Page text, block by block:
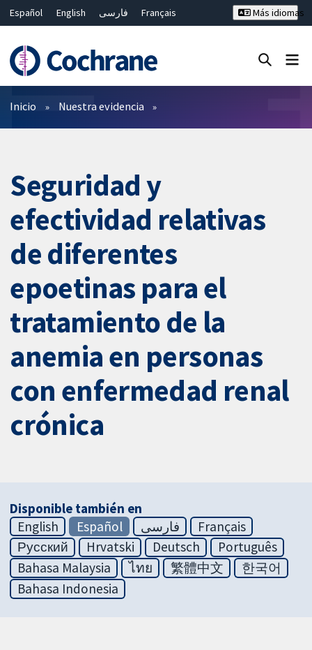
Español English فارسی
Français
Bahasa Malaysia
ไทย 繁體中文
Más idiomas
Filtros
Inicio Nuestra evidencia
Seguridad y
efectividad relativas
de diferentes
epoetinas para el
tratamiento de la
anemia en personas
con enfermedad renal
crónica
Disponible también en
English
Español فارسی
Français
Русский
Hrvatski Deutsch
Português
Bahasa Malaysia
ไทย 繁體中文
한국어
Bahasa Indonesia